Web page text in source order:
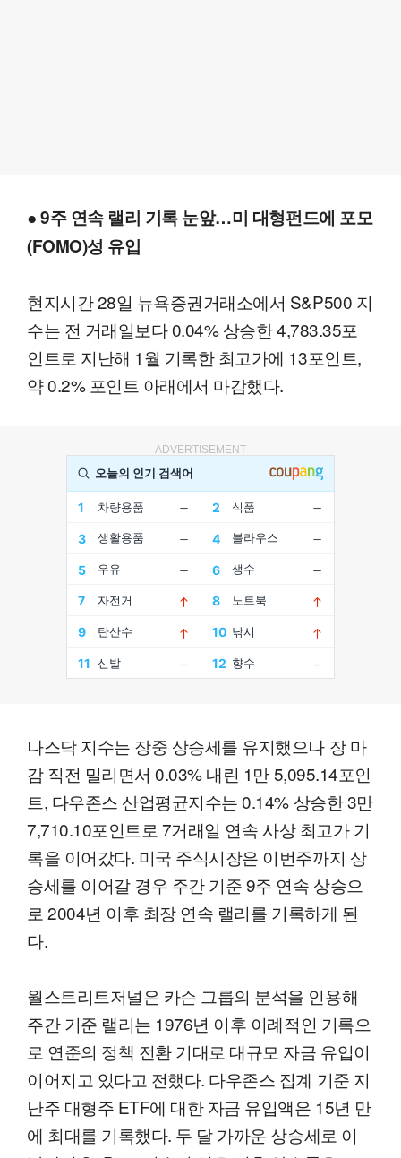
● 9주 연속 랠리 기록 눈앞…미 대형펀드에 포모
(FOMO)성 유입
현지시간 28일 뉴욕증권거래소에서 S&P500 지
수는 전 거래일보다 0.04% 상승한 4,783.35포
인트로 지난해 1월 기록한 최고가에 13포인트,
약 0.2% 포인트 아래에서 마감했다.
ADVERTISEMENT
나스닥 지수는 장중 상승세를 유지했으나 장 마
감 직전 밀리면서 0.03% 내린 1만 5,095.14포인
트, 다우존스 산업평균지수는 0.14% 상승한 3만
7,710.10포인트로 7거래일 연속 사상 최고가 기
록을 이어갔다. 미국 주식시장은 이번주까지 상
승세를 이어갈 경우 주간 기준 9주 연속 상승으
로 2004년 이후 최장 연속 랠리를 기록하게 된
다.
월스트리트저널은 카슨 그룹의 분석을 인용해
주간 기준 랠리는 1976년 이후 이례적인 기록으
로 연준의 정책 전환 기대로 대규모 자금 유입이
이어지고 있다고 전했다. 다우존스 집계 기준 지
난주 대형주 ETF에 대한 자금 유입액은 15년 만
에 최대를 기록했다. 두 달 가까운 상승세로 이